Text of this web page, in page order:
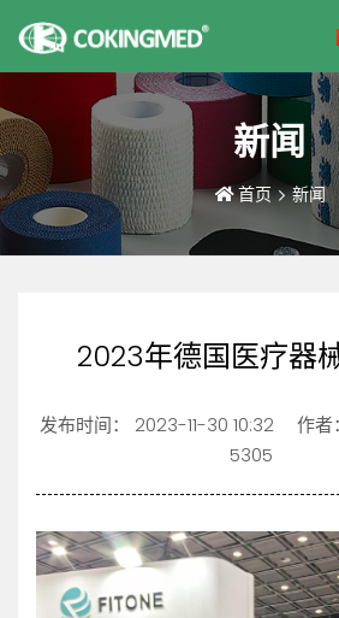
新闻
首页 新闻
2023年德国医疗器
发布时间： 2023-11-30 10:32 作者
5305